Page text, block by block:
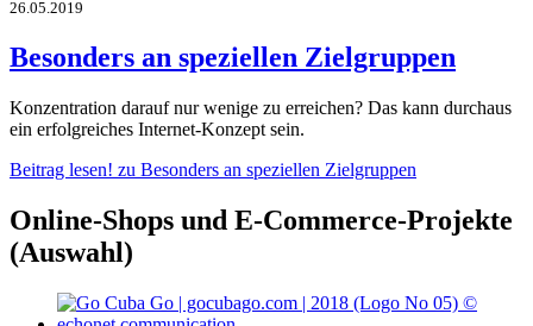
26.05.2019
Besonders an speziellen Zielgruppen
Konzentration darauf nur wenige zu erreichen? Das kann durchaus
ein erfolgreiches Internet-Konzept sein.
Beitrag lesen! zu Besonders an speziellen Zielgruppen
Online-Shops und E-Commerce-Projekte
(Auswahl)